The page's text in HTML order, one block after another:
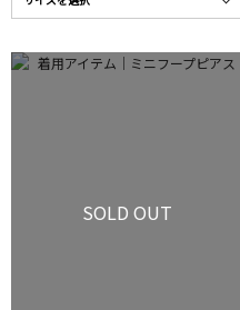
SOLD OUT